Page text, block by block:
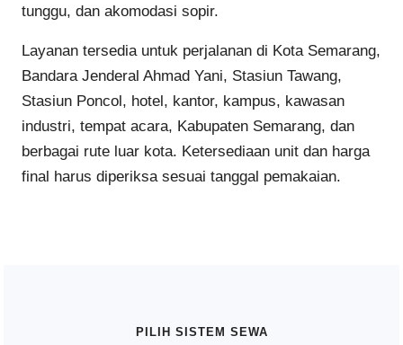
tunggu, dan akomodasi sopir.
Layanan tersedia untuk perjalanan di Kota Semarang,
Bandara Jenderal Ahmad Yani, Stasiun Tawang,
Stasiun Poncol, hotel, kantor, kampus, kawasan
industri, tempat acara, Kabupaten Semarang, dan
berbagai rute luar kota. Ketersediaan unit dan harga
final harus diperiksa sesuai tanggal pemakaian.
PILIH SISTEM SEWA